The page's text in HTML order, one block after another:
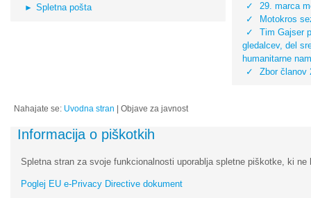
Spletna pošta
29. marca
Motokros
Tim Gajser
gledalcev, del
humanitarne
Zbor članov
Nahajate se: Uvodna stran Objave za javnost
Informacija o piškotkih
Spletna stran za svoje funkcionalnosti uporablja spletne piškotke, ki
Poglej EU e-Privacy Directive dokument